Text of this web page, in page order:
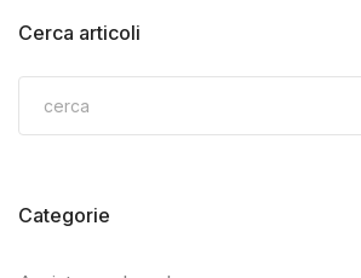
Cerca articoli
Categorie